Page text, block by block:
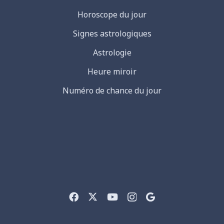
Horoscope du jour
Signes astrologiques
Astrologie
Heure miroir
Numéro de chance du jour